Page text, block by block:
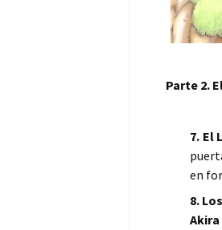
Parte 2.
7. El
en
8.